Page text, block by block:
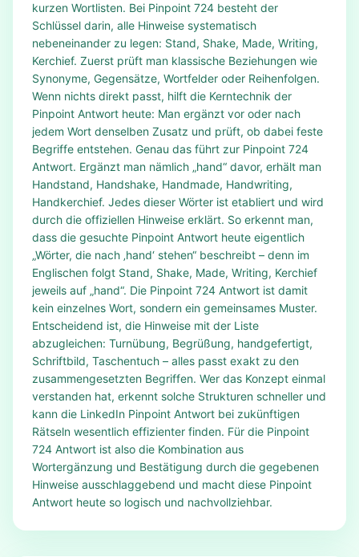
kurzen Wortlisten. Bei Pinpoint 724 besteht der
Schlüssel darin, alle Hinweise systematisch
nebeneinander zu legen: Stand, Shake, Made, Writing,
Kerchief. Zuerst prüft man klassische Beziehungen wie
Synonyme, Gegensätze, Wortfelder oder Reihenfolgen.
Wenn nichts direkt passt, hilft die Kerntechnik der
Pinpoint Antwort heute: Man ergänzt vor oder nach
jedem Wort denselben Zusatz und prüft, ob dabei feste
Begriffe entstehen. Genau das führt zur Pinpoint 724
Antwort. Ergänzt man nämlich „hand“ davor, erhält man
Handstand, Handshake, Handmade, Handwriting,
Handkerchief. Jedes dieser Wörter ist etabliert und wird
durch die offiziellen Hinweise erklärt. So erkennt man,
dass die gesuchte Pinpoint Antwort heute eigentlich
„Wörter, die nach ‚hand‘ stehen“ beschreibt – denn im
Englischen folgt Stand, Shake, Made, Writing, Kerchief
jeweils auf „hand“. Die Pinpoint 724 Antwort ist damit
kein einzelnes Wort, sondern ein gemeinsames Muster.
Entscheidend ist, die Hinweise mit der Liste
abzugleichen: Turnübung, Begrüßung, handgefertigt,
Schriftbild, Taschentuch – alles passt exakt zu den
zusammengesetzten Begriffen. Wer das Konzept einmal
verstanden hat, erkennt solche Strukturen schneller und
kann die LinkedIn Pinpoint Antwort bei zukünftigen
Rätseln wesentlich effizienter finden. Für die Pinpoint
724 Antwort ist also die Kombination aus
Wortergänzung und Bestätigung durch die gegebenen
Hinweise ausschlaggebend und macht diese Pinpoint
Antwort heute so logisch und nachvollziehbar.